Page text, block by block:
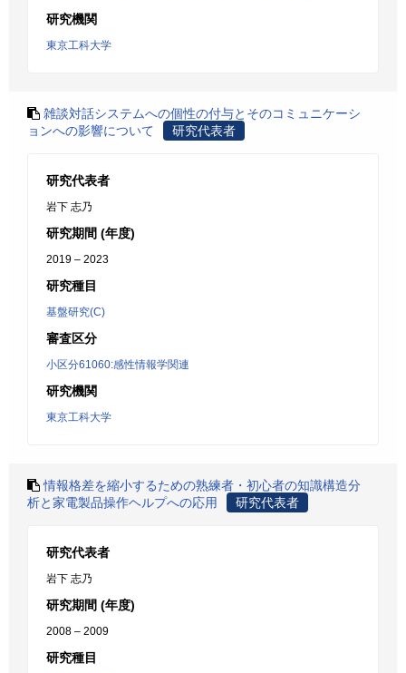
研究機関
東京工科大学
雑談対話システムへの個性の付与とそのコミュニケーシ
ョンへの影響について
研究代表者
研究代表者
岩下 志乃
研究期間 (年度)
2019 – 2023
研究種目
基盤研究(C)
審査区分
小区分61060:感性情報学関連
研究機関
東京工科大学
情報格差を縮小するための熟練者・初心者の知識構造分
析と家電製品操作ヘルプへの応用
研究代表者
研究代表者
岩下 志乃
研究期間 (年度)
2008 – 2009
研究種目